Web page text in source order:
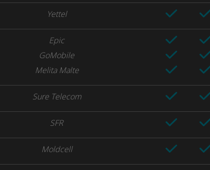
Yettel
Epic
GoMobile
Melita Malte
Sure Telecom
SFR
Moldcell